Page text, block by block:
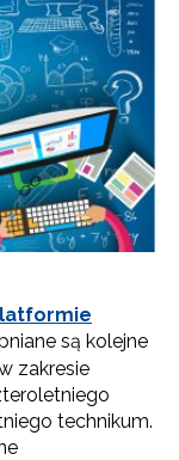
są kolejne
zakresie
technikum.